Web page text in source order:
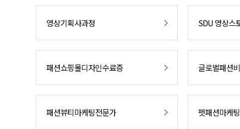
영상기획사과정 SDU 영상스
패션쇼핑몰디자인수료증 글로벌패션
패션뷰티마케팅전문가 펫패션마케